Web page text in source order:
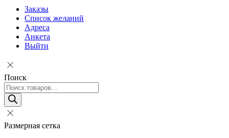
Заказы
Список желаний
Адреса
Анкета
Выйти
Поиск
Поиск
товаров
Размерная сетка